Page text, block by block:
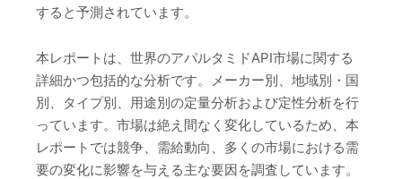
すると予測されています。
本レポートは、世界のアパルタミドAPI市場に関する
詳細かつ包括的な分析です。メーカー別、地域別・国
別、タイプ別、用途別の定量分析および定性分析を行
っています。市場は絶え間なく変化しているため、本
レポートでは競争、需給動向、多くの市場における需
要の変化に影響を与える主な要因を調査しています。